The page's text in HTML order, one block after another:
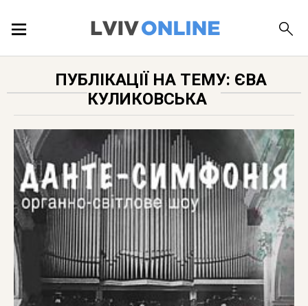
ПУБЛІКАЦІЇ
ДОВІДКА
ПУБЛІКАЦІЇ НА ТЕМУ: ЄВА
КУЛИКОВСЬКА